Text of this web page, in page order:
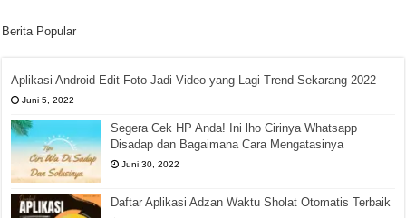
Berita Popular
Aplikasi Android Edit Foto Jadi Video yang Lagi Trend Sekarang 2022
Juni 5, 2022
Segera Cek HP Anda! Ini lho Cirinya Whatsapp
Disadap dan Bagaimana Cara Mengatasinya
Juni 30, 2022
Daftar Aplikasi Adzan Waktu Sholat Otomatis Terbaik